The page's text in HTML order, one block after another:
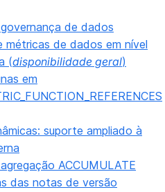
de dados
métricas de dados em nível
(disponibilidade geral)
em
suporte ampliado à
ACCUMULATE
das notas de versão